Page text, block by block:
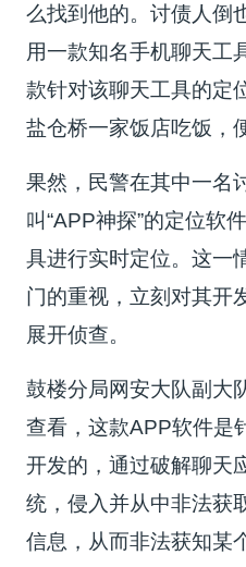
么找到他的。讨债人倒
用一款知名手机聊天工
款针对该聊天工具的定
盐仓桥一家饭店吃饭，
果然，民警在其中一名
叫“APP神探”的定位软
具进行实时定位。这一
门的重视，立刻对其开
展开侦查。
鼓楼分局网安大队副大
查看，这款APP软件是
开发的，通过破解聊天
统，侵入并从中非法获
信息，从而非法获知某